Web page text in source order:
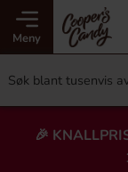
Meny
🎉